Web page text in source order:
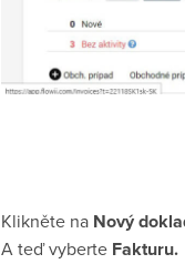
Klikněte na Nový
A teď vyberte Fakturu.